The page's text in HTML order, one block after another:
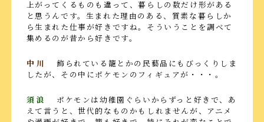
上がってくるものも違って、暮らしの数だけ形がある
と思うんです。生まれた理由のある、質素な暮らしか
ら生まれた仕事が好きですね。そういうことを調べて
集めるのが昔から好きです。
中川
飾られている籠とかの民藝品にもびっくりしま
したが、その中にポケモンのフィギュアが・・・。
須浪
ポケモンは幼稚園ぐらいからずっと好きで、あ
えて言うと、世代的なものかもしれませんが、アニメ